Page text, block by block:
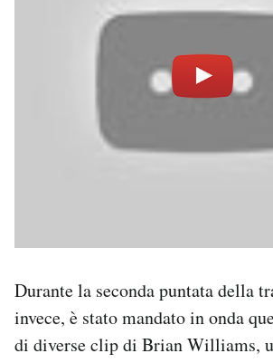
Durante la seconda puntata della
invece, è stato mandato in onda
di diverse clip di Brian Williams,